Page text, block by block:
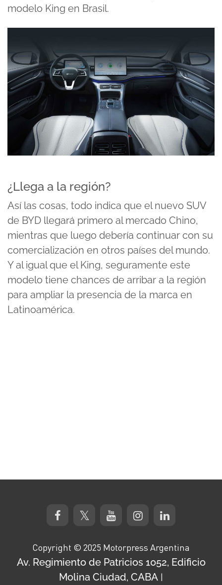
modelo King en Brasil.
¿Llega a la región?
Así las cosas, todo indica que el nuevo SUV
de BYD llegará primero al mercado Chino,
mientras que luego debería continuar con su
comercialización en otros países del mundo.
Y al igual que el King, seguramente este
modelo tiene chances de arribar a la región
para ampliar la presencia de la marca en
Latinoamérica.
Copyright © 2025 Motorpress Argentina
Av. Regimiento de Patricios 1052, Edificio
Molina Ciudad, CABA |